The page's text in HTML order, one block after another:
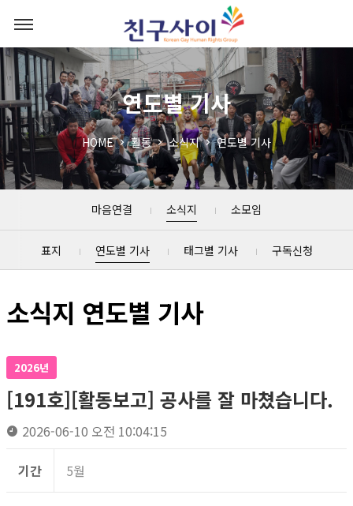
연도별 기사
HOME 활동 소식지 연도별 기사
마음연결 소식지 소모임
표지 연도별 기사 태그별 기사 구독신청
소식지 연도별 기사
2026년
[191호][활동보고] 공사를 잘 마쳤습니다.
2026-06-10 오전 10:04:15
기간 5월